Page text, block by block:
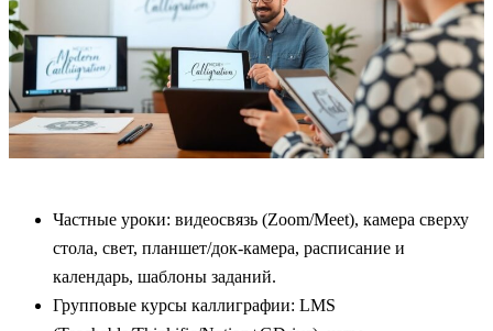
Частные уроки: видеосвязь (Zoom/Meet), камера сверху
стола, свет, планшет/док‑камера, расписание и
календарь, шаблоны заданий.
Групповые курсы каллиграфии: LMS